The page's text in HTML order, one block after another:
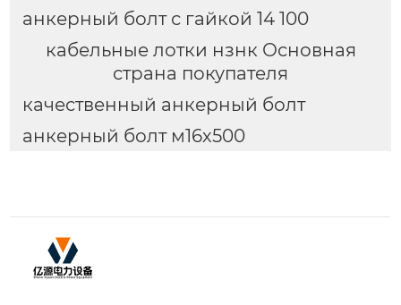
анкерный болт с гайкой 14 100
кабельные лотки нзнк Основная
страна покупателя
качественный анкерный болт
анкерный болт м16х500